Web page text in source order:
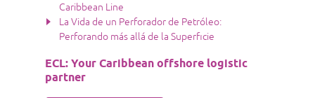
Caribbean Line
La Vida de un Perforador de Petróleo:
Perforando más allá de la Superficie
ECL: Your Caribbean offshore logistic
partner